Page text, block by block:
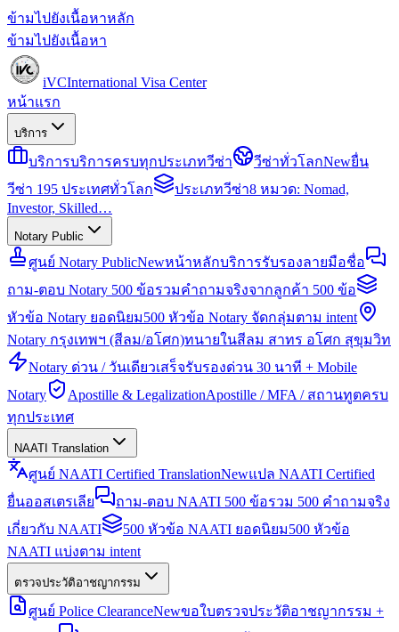
ข้ามไปยังเนื้อหาหลัก
ข้ามไปยังเนื้อหา
iVCInternational Visa Center
หน้าแรก
บริการ
บริการบริการครบทุกประเภทวีซ่า วีซ่าทั่วโลกNewยื่น
วีซ่า 195 ประเทศทั่วโลก
ประเภทวีซ่า8 หมวด: Nomad,
Investor, Skilled…
Notary Public
ศูนย์ Notary PublicNewหน้าหลักบริการรับรองลายมือชื่อ
ถาม-ตอบ Notary 500 ข้อรวมคำถามจริงจากลูกค้า 500 ข้อ
หัวข้อ Notary ยอดนิยม500 หัวข้อ Notary จัดกลุ่มตาม intent
Notary กรุงเทพฯ (สีลม/อโศก)ทนายในสีลม สาทร อโศก สุขุมวิท
Notary ด่วน / วันเดียวเสร็จรับรองด่วน 30 นาที + Mobile
Notary
Apostille & LegalizationApostille / MFA / สถานทูตครบ
ทุกประเทศ
NAATI Translation
ศูนย์ NAATI Certified TranslationNewแปล NAATI Certified
ยื่นออสเตรเลีย
ถาม-ตอบ NAATI 500 ข้อรวม 500 คำถามจริง
เกี่ยวกับ NAATI
500 หัวข้อ NAATI ยอดนิยม500 หัวข้อ
NAATI แบ่งตาม intent
ตรวจประวัติอาชญากรรม
ศูนย์ Police ClearanceNewขอใบตรวจประวัติอาชญากรรม +